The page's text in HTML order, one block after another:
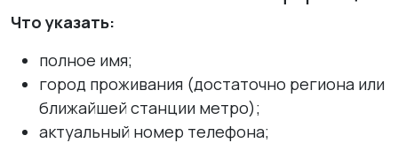
Что указать:
полное имя;
город проживания (достаточно региона или
ближайшей станции метро);
актуальный номер телефона;